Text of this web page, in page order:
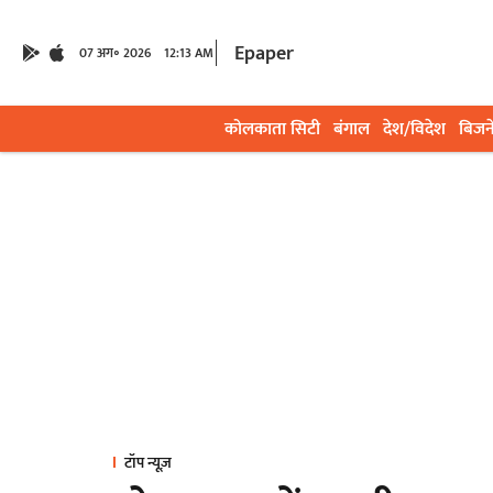
07 अग॰ 2026 12:13 AM Epaper
कोलकाता सिटी बंगाल देश/विदेश
टॉप न्यूज़